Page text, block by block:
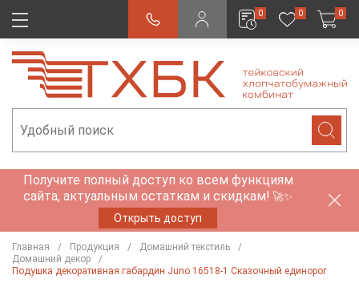
0 0 0
Получите полный доступ ко всем функциям
сайта, актуальным остаткам и скидкам! 🚀✨
Открыть доступ
Главная Продукция
Домашний текстиль
Домашний декор
Подушка декоративная габардин Juno 16518-1 Сказочный единорог